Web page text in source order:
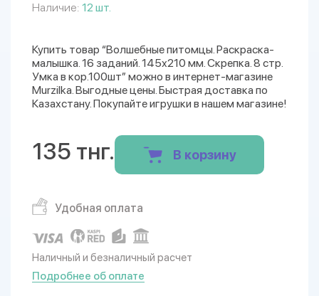
Наличие: 12 шт.
Купить товар “Волшебные питомцы. Раскраска-
малышка. 16 заданий. 145х210 мм. Скрепка. 8 стр.
Умка в кор.100шт” можно в интернет-магазине
Murzilka. Выгодные цены. Быстрая доставка по
Казахстану. Покупайте игрушки в нашем магазине!
135 тнг. В корзину
Удобная оплата
Наличный и безналичный расчет
Подробнее об оплате